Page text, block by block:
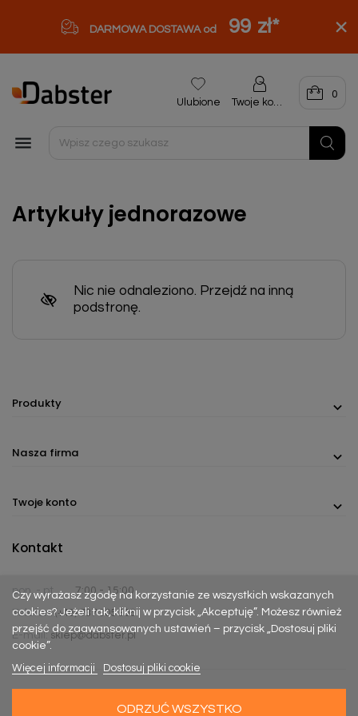
DARMOWA DOSTAWA od 99 zł*

Ulubione Twoje konto
0
Artykuły jednorazowe
Nic nie odnaleziono. Przejdź na inną
podstronę.
Produkty
Nasza firma
Twoje konto
Czy wyrażasz zgodę na korzystanie ze wszystkich wskazanych
cookies? Jeżeli tak, kliknij w przycisk „Akceptuję”. Możesz również
przejść do zaawansowanych ustawień – przycisk „Dostosuj pliki
cookie”.
Więcej informacji
Dostosuj pliki cookie
ODRZUĆ WSZYSTKO
Kontakt
pon. - pt.
7:00 - 15:00
Telefon:(+48) 737 305 306
E-mail: sklep@dabster.pl